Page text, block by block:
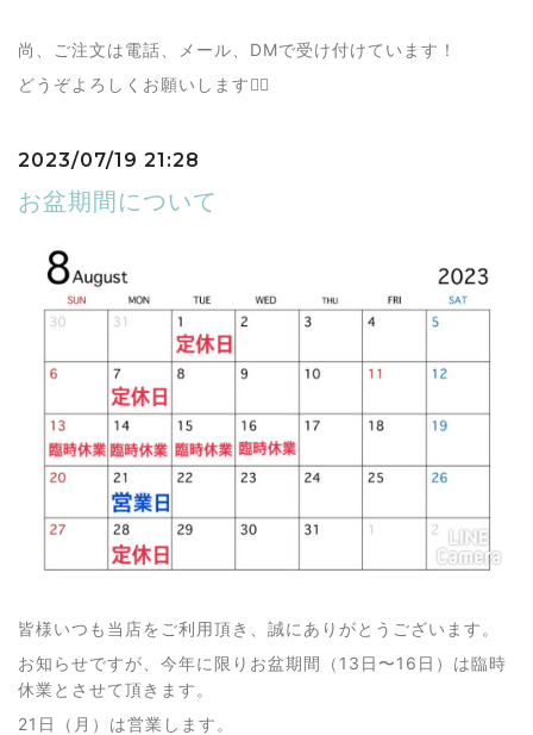
尚、ご注文は電話、メール、DMで受け付けています！
どうぞよろしくお願いします🙇‍♀️
2023/07/19 21:28
お盆期間について
皆様いつも当店をご利用頂き、誠にありがとうございます。
お知らせですが、今年に限りお盆期間（13日〜16日）は臨時
休業とさせて頂きます。
21日（月）は営業します。